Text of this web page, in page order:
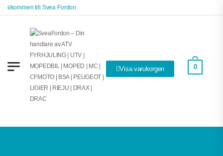
Välkommen till Svea Fordon
Visa varukorgen 0